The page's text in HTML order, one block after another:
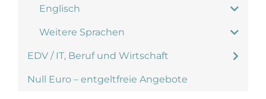
Englisch
Weitere Sprachen
EDV / IT, Beruf und Wirtschaft
Null Euro – entgeltfreie Angebote